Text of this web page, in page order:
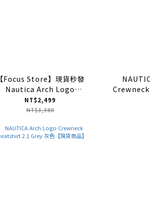
【Focus Store】現貨秒發
Nautica Arch Logo
Crewneck Sweatshirt
2023新款 四色 大學T
NT$2,499
NT$3,380